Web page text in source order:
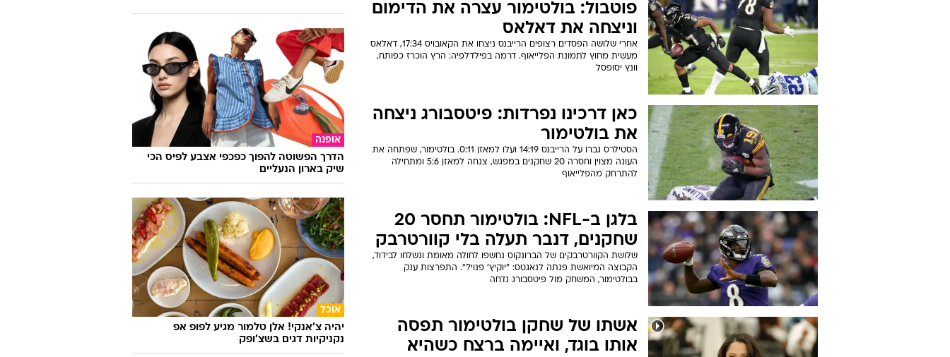
פוטבול: בולטימור עצרה את הדימום
וניצחה את דאלאס
אחרי שלושה הפסדים רצופים הרייבנס ניצחו את הקאובויס 17:34, דאלאס
מעשית מחוץ לתמונת הפלייאוף. דרמה בפילדלפיה: הרץ הוכרז כפותח,
וונץ יסופסל
כאן דרכינו נפרדות: פיטסבורג ניצחה
את בולטימור
הסטילרס גברו על הרייבנס 14:19 ועלו למאזן 0:11. בולטימור, שפתחה את
העונה מצוין וחסרה 20 שחקנים במפגש, צנחה למאזן 5:6 ומתחילה
להתרחק מהפלייאוף
בלגן ב-NFL: בולטימור תחסר 20
שחקנים, דנבר תעלה בלי קוורטרבק
שלושת הקוורטרבקים של הברונקוס נחשפו לחולה מאומת ונשלחו לבידוד,
הקבוצה המיואשת פנתה לנאגטס: "יוקיץ' פנוי?". התפרצות ענק
בבולטימור, המשחק מול פיטסבורג נדחה
אשתו של שחקן בולטימור תפסה
אותו בוגד, ואיימה ברצח כשהיא
אופנה
הדרך הפשוטה להפוך כפכפי אצבע לפיס הכי
שיק בארון הנעליים
אוכל
יהיה צ'אנקי! אלן טלמור מגיע לפופ אפ
נקניקיות דגים בשצ'ופק